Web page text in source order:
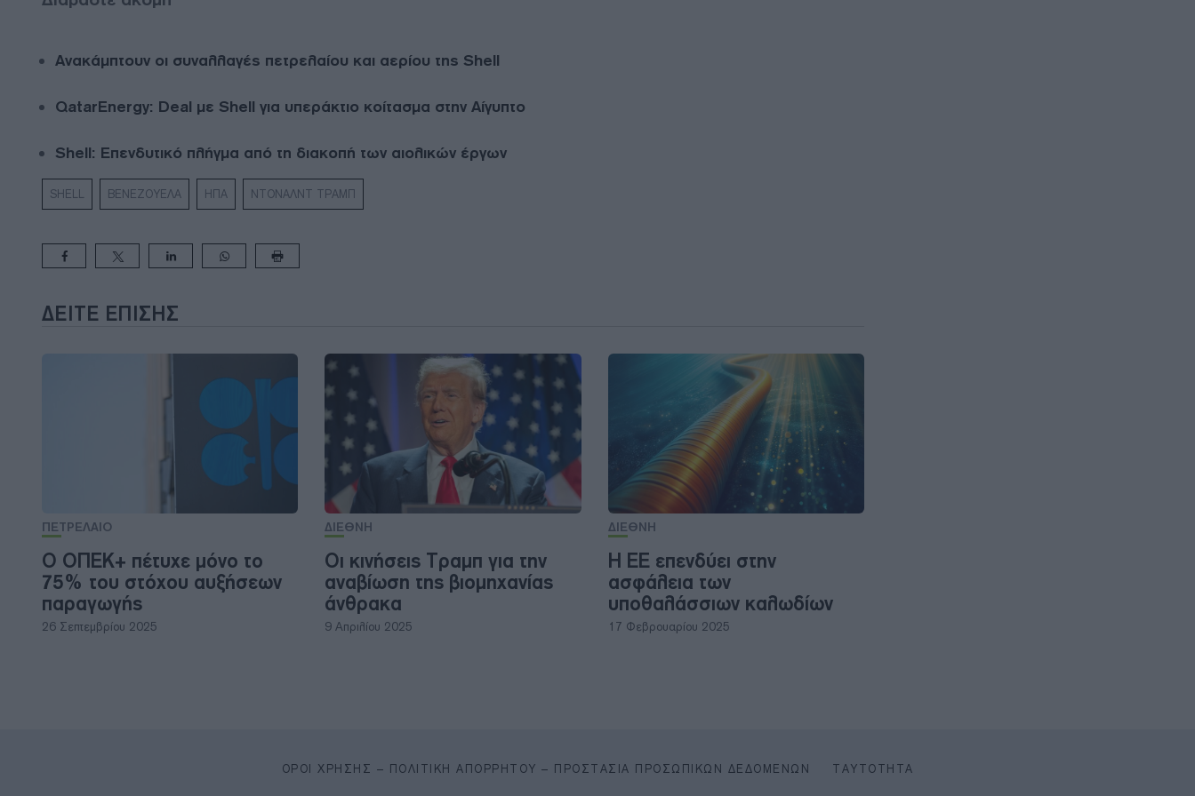
Ανακάμπτουν οι συναλλαγές πετρελαίου και αερίου της Shell
QatarEnergy: Deal με Shell για υπεράκτιο κοίτασμα στην Αίγυπτο
Shell: Επενδυτικό πλήγμα από τη διακοπή των αιολικών έργων
SHELL ΒΕΝΕΖΟΥΕΛΑ ΗΠΑ ΝΤΟΝΑΛΝΤ ΤΡΑΜΠ
ΔΕΊΤΕ ΕΠΊΣΗΣ
ΠΕΤΡΕΛΑΙΟ
Ο ΟΠΕΚ+ πέτυχε μόνο το
75% του στόχου αυξήσεων
παραγωγής
26 Σεπτεμβρίου 2025
ΔΙΕΘΝΗ
Οι κινήσεις Τραμπ για την
αναβίωση της βιομηχανίας
άνθρακα
9 Απριλίου 2025
ΔΙΕΘΝΗ
Η ΕΕ επενδύει στην
ασφάλεια των
υποθαλάσσιων καλωδίων
17 Φεβρουαρίου 2025
ΌΡΟΙ ΧΡΉΣΗΣ – ΠΟΛΙΤΙΚΉ ΑΠΟΡΡΉΤΟΥ – ΠΡΟΣΤΑΣΊΑ ΠΡΟΣΩΠΙΚΏΝ ΔΕΔΟΜΈΝΩΝ ΤΑΥΤΌΤΗΤΑ